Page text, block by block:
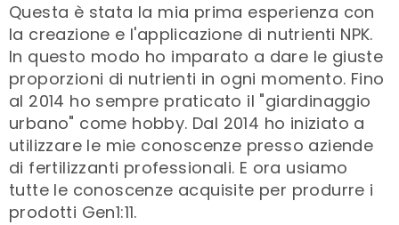
Questa è stata la mia prima esperienza con
la creazione e l'applicazione di nutrienti NPK.
In questo modo ho imparato a dare le giuste
proporzioni di nutrienti in ogni momento. Fino
al 2014 ho sempre praticato il "giardinaggio
urbano" come hobby. Dal 2014 ho iniziato a
utilizzare le mie conoscenze presso aziende
di fertilizzanti professionali. E ora usiamo
tutte le conoscenze acquisite per produrre i
prodotti Gen1:11.